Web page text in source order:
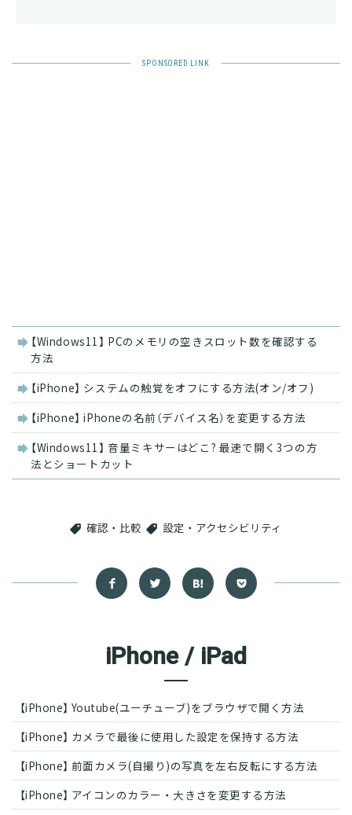
連
事
【Windows11】 PCのメモリの空きスロット数を確認する
方法
【iPhone】 システムの触覚をオフにする方法(オン/オフ)
【iPhone】 iPhoneの名前（デバイス名）を変更する方法
【Windows11】 音量ミキサーはどこ? 最速で開く3つの方
法とショートカット
確認・比較 設定・アクセシビリティ
iPhone / iPad
【iPhone】 Youtube(ユーチューブ)をブラウザで開く方法
【iPhone】 カメラで最後に使用した設定を保持する方法
【iPhone】 前面カメラ(自撮り)の写真を左右反転にする方法
【iPhone】 アイコンのカラー・大きさを変更する方法